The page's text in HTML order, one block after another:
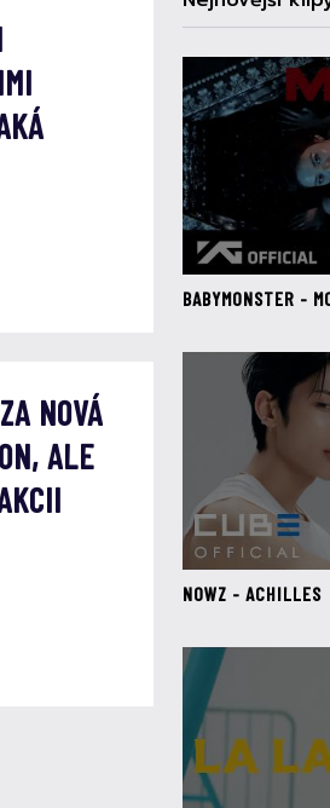
NOVÁ
ALE
BABYMONSTER -
NOWZ - ACHILLES